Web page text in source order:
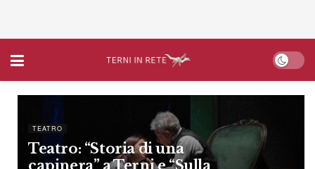
TEATRO
Teatro: “Storia di una
capinera” a Terni e “Sulla